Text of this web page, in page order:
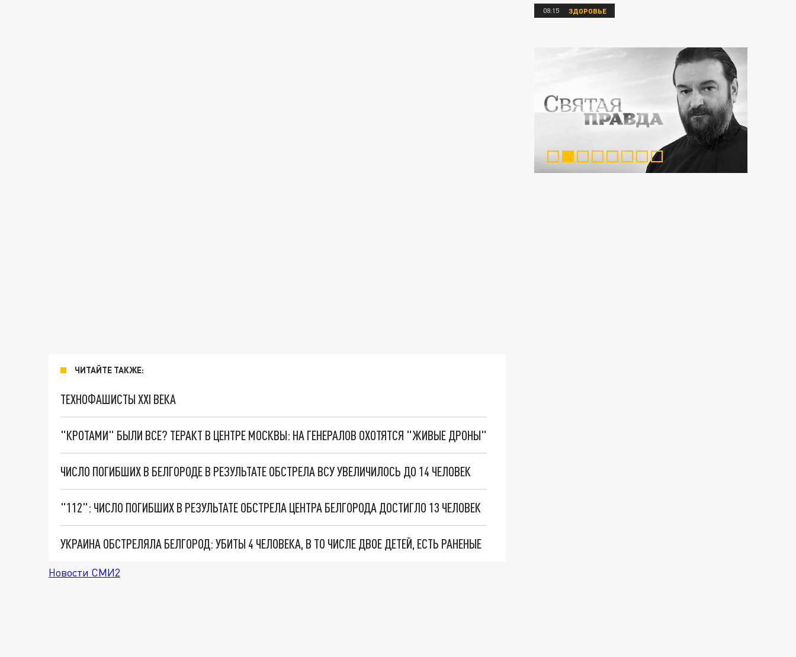
ЧИТАЙТЕ ТАКЖЕ:
ТЕХНОФАШИСТЫ XXI ВЕКА
"КРОТАМИ" БЫЛИ ВСЕ? ТЕРАКТ В ЦЕНТРЕ МОСКВЫ: НА ГЕНЕРАЛОВ ОХОТЯТСЯ "ЖИВЫЕ ДРОНЫ"
ЧИСЛО ПОГИБШИХ В БЕЛГОРОДЕ В РЕЗУЛЬТАТЕ ОБСТРЕЛА ВСУ УВЕЛИЧИЛОСЬ ДО 14 ЧЕЛОВЕК
"112": ЧИСЛО ПОГИБШИХ В РЕЗУЛЬТАТЕ ОБСТРЕЛА ЦЕНТРА БЕЛГОРОДА ДОСТИГЛО 13 ЧЕЛОВЕК
УКРАИНА ОБСТРЕЛЯЛА БЕЛГОРОД: УБИТЫ 4 ЧЕЛОВЕКА, В ТО ЧИСЛЕ ДВОЕ ДЕТЕЙ, ЕСТЬ РАНЕНЫЕ
Новости СМИ2
08:15 ЗДОРОВЬЕ